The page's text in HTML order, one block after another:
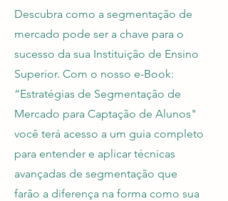
Descubra como a segmentação de
mercado pode ser a chave para o
sucesso da sua Instituição de Ensino
Superior. Com o nosso e-Book:
“Estratégias de Segmentação de
Mercado para Captação de Alunos"
você terá acesso a um guia completo
para entender e aplicar técnicas
avançadas de segmentação que
farão a diferença na forma como sua